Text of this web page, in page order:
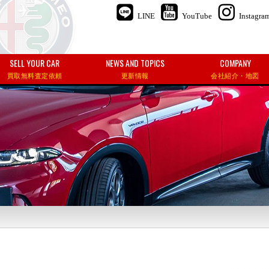
LINE YouTube
SELL YOUR CAR
買取無料査定依頼
NEWS AND TOPICS
更新情報
COMPANY
会社紹介・地図